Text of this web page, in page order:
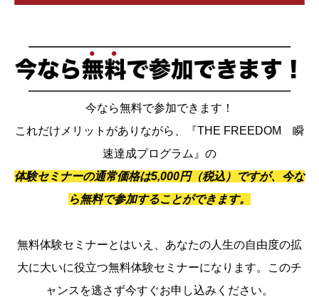
今なら無料で参加できます！
これだけメリットがありながら、『THE FREEDOM 瞬
速達成プログラム』の
体験セミナーの通常価格は5,000円（税込）ですが、今な
ら無料で参加することができます。
無料体験セミナーとはいえ、あなたの人生の自由度の拡
大に大いに役立つ無料体験セミナーになります。このチ
ャンスを逃さず今すぐお申し込みください。